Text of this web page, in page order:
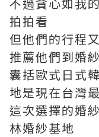
拍拍看
但他們的行程
推薦他們到婚
囊括歐式日式
地是現在台灣
這次選擇的婚
林婚紗基地